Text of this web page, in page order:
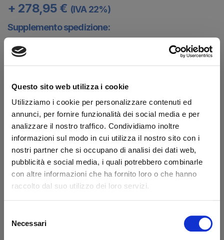
Questo sito web utilizza i cookie
Utilizziamo i cookie per personalizzare contenuti ed
annunci, per fornire funzionalità dei social media e per
analizzare il nostro traffico. Condividiamo inoltre
informazioni sul modo in cui utilizza il nostro sito con i
nostri partner che si occupano di analisi dei dati web,
pubblicità e social media, i quali potrebbero combinarle
con altre informazioni che ha fornito loro o che hanno
raccolto dal suo utilizzo dei loro servizi.
delNecessari
+ 278,95 € (IVA 22%)
Supplemento spedizione:
+ 20,00 €
Disponibilità:
Da ordinare
Marchio: Anteo
Transazione sicura
Hai la partita IVA?
Dicono di noi